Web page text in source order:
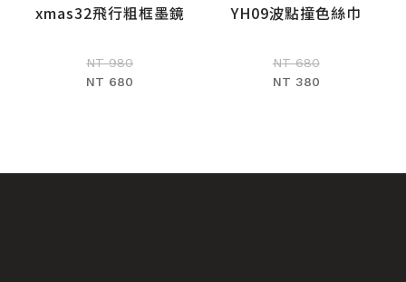
加入購物車
xmas32飛行粗框墨鏡
NT 980
NT 680
加入購物車
YH09波點撞色絲巾
NT 680
NT 380